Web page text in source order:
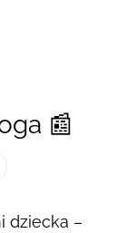
📰
dziecka –